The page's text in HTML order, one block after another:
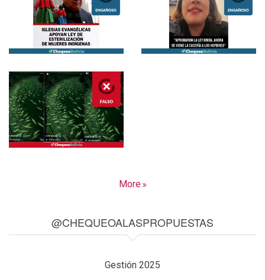
More
@CHEQUEOALASPROPUESTAS
Gestión 2025